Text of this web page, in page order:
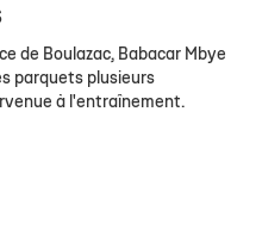
de Boulazac, Babacar Mbye
parquets plusieurs
à l'entraînement.